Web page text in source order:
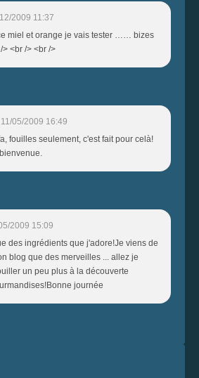
2009 11:37
miel et orange je vais tester …… bizes
<br /> <br />
11/05/2009 16:49
fouilles seulement, c'est fait pour celà!
2009 15:09
des ingrédients que j'adore!Je viens de
blog que des merveilles ... allez je
un peu plus à la découverte
journée